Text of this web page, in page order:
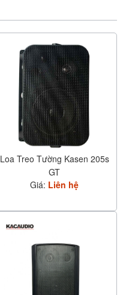
Loa Treo Tường Kasen 205s
GT
Giá: Liên hệ